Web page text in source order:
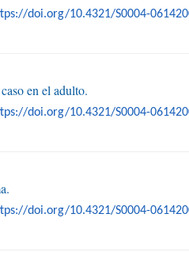
doi.org/10.4321/S0004-
en el adulto.
doi.org/10.4321/S0004-
doi.org/10.4321/S0004-